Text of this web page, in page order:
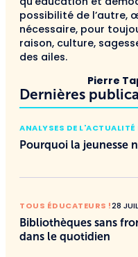
possibilité de l’autre,
nécessaire, pour
raison, culture,
des ailes.
Pierre
Dernières
ANALYSES DE
Pourquoi la jeunesse
TOUS ÉDUCATEURS !28
Bibliothèques sans
dans le quotidien